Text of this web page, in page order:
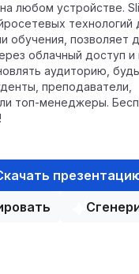
любом устройстве.
технологий
обучения, позволяет
облачный доступ и
аудиторию,
преподаватели,
топ-менеджеры.